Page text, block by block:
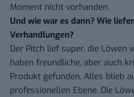
Moment nicht vorhanden.
Und wie war es dann? Wie
Verhandlungen?
Der Pitch lief super, die Löwen
haben freundliche, aber auch
Produkt gefunden. Alles blieb
professionellen Ebene. Die